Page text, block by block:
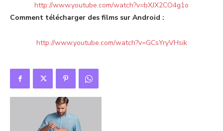
http://www.youtube.com/watch?v=bXJX2CO4g1o
Comment télécharger des films sur Android :
http://www.youtube.com/watch?v=GCsYryVHsik